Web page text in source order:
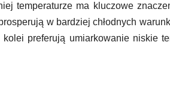
temperaturze ma kluczowe
w bardziej chłodnych
preferują umiarkowanie niskie